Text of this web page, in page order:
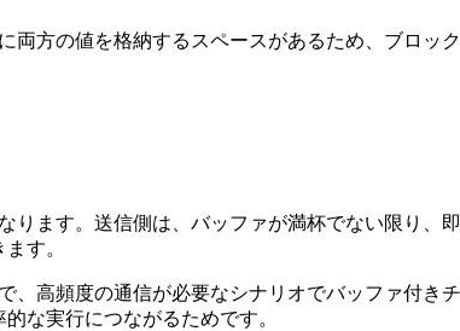
両方の値を格納するスペースがあるため、ブロッ
ります。送信側は、バッファが満杯でない限り、
す。
、高頻度の通信が必要なシナリオでバッファ付き
な実行につながるためです。